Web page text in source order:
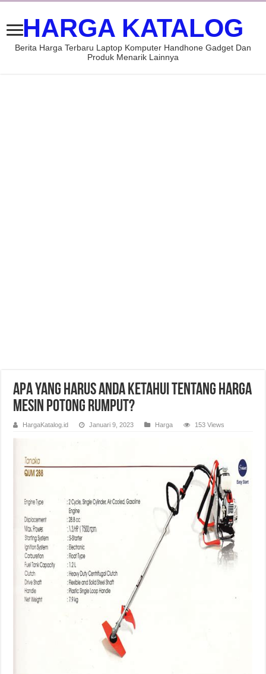
HARGA KATALOG
Berita Harga Terbaru Laptop Komputer Handhone Gadget Dan
Produk Menarik Lainnya
Apa yang Harus Anda Ketahui Tentang Harga
Mesin Potong Rumput?
HargaKatalog.id Januari 9, 2023 Harga 153 Views